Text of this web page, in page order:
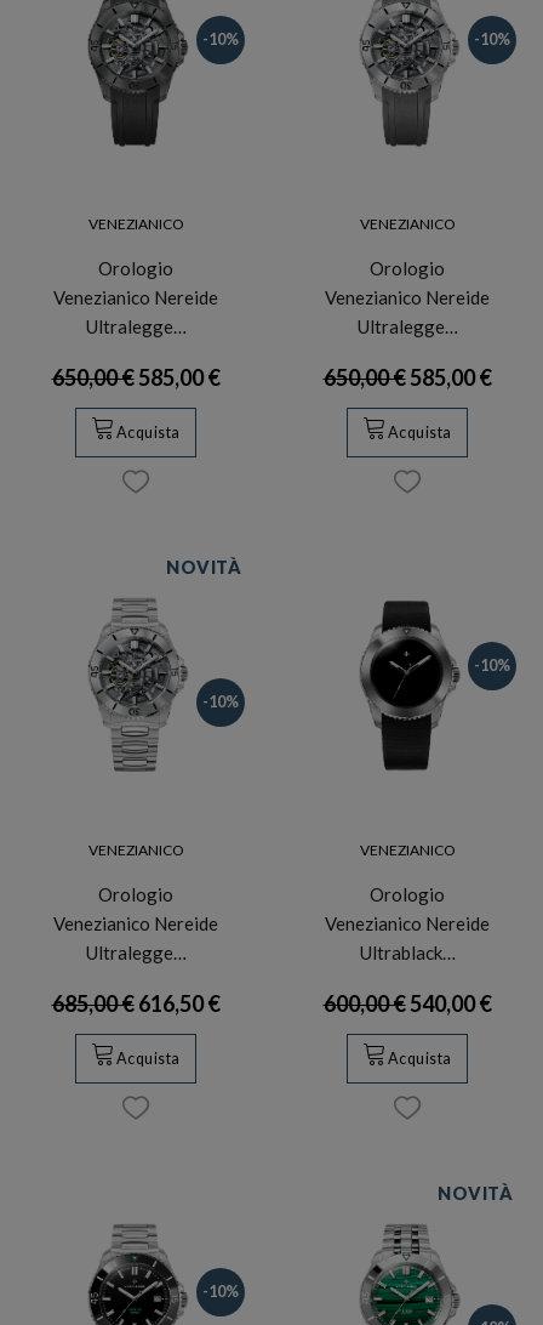
-10%
VENEZIANICO
Orologio
Venezianico Nereide
Ultralegge…
650,00 €585,00 €
Acquista
-10%
VENEZIANICO
Orologio
Venezianico Nereide
Ultralegge…
650,00 €585,00 €
Acquista
NOVITÀ
-10%
VENEZIANICO
Orologio
Venezianico Nereide
Ultralegge…
685,00 €616,50 €
Acquista
-10%
VENEZIANICO
Orologio
Venezianico Nereide
Ultrablack…
600,00 €540,00 €
Acquista
-10%
NOVITÀ